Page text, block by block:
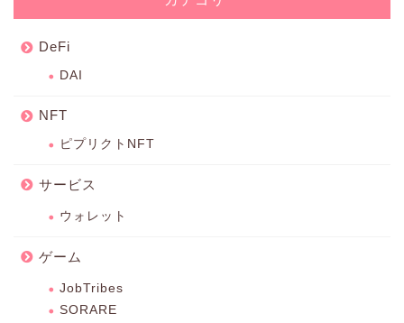
DeFi
DAI
NFT
ピプリクトNFT
サービス
ウォレット
ゲーム
JobTribes
SORARE